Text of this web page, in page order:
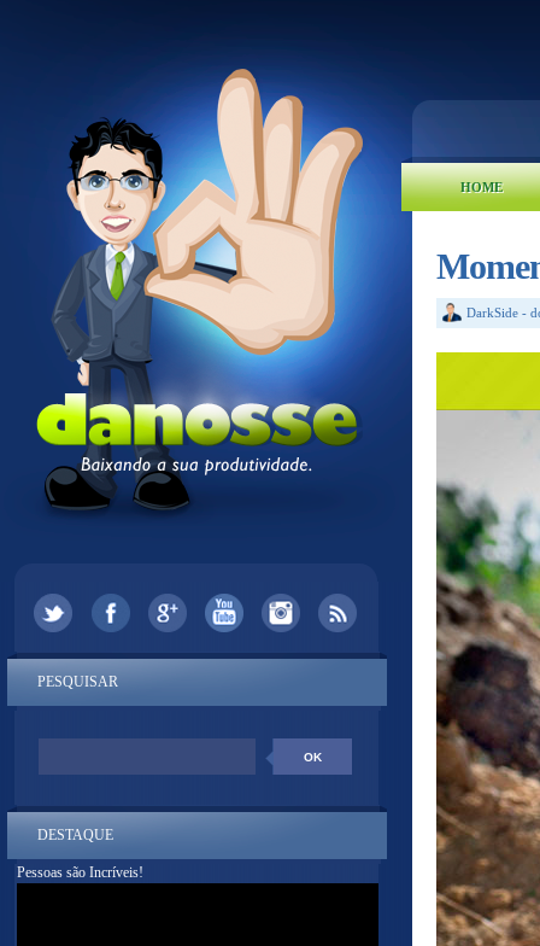
HOME
DarkSide -
PESQUISAR
DESTAQUE
Pessoas são Incríveis!